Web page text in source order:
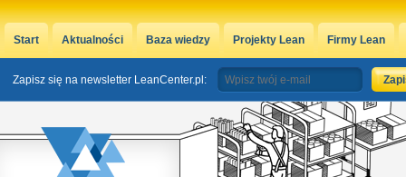
Start Aktualności Baza wiedzy Projekty Lean Firmy Lean
Zapisz się na newsletter LeanCenter.pl: